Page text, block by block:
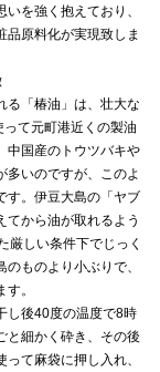
を強く抱えており、
品原料化が実現致しま
る「椿油」は、壮大な
て元町港近くの製油
中国産のトウツバキや
多いのですが、このよ
す。伊豆大島の「ヤブ
てから油が取れるよう
厳しい条件下でじっく
ものより小ぶりで、
。
し後40度の温度で8時
と細かく砕き、その後
て麻袋に押し入れ、